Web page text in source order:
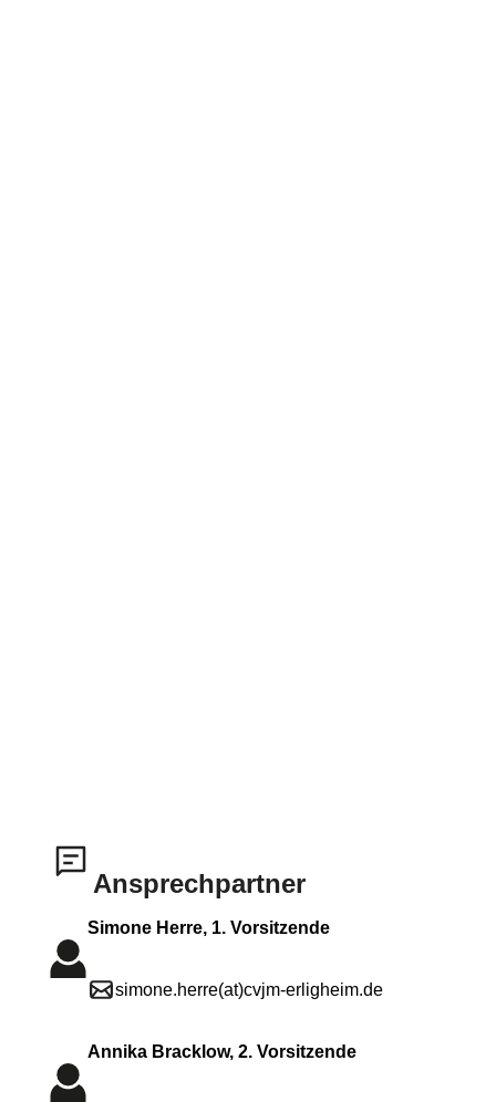
Ansprechpartner
Simone Herre, 1. Vorsitzende
simone.herre(at)cvjm-erligheim.de
Annika Bracklow, 2. Vorsitzende